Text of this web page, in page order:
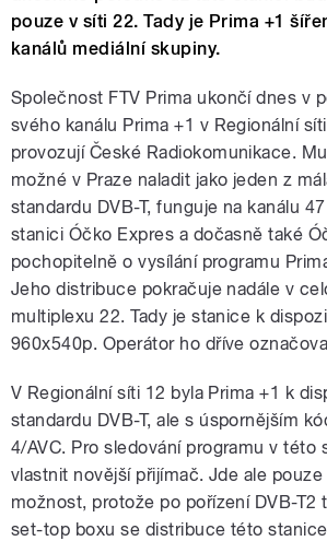
pouze v síti 22. Tady je Prima +1
kanálů mediální skupiny.
Společnost FTV Prima ukončí dnes v
svého kanálu Prima +1 v Regionální
provozují České Radiokomunikace.
možné v Praze naladit jako jeden z
standardu DVB-T, funguje na kanálu
stanici Óčko Expres a dočasně také
pochopitelně o vysílání programu
Jeho distribuce pokračuje nadále v
multiplexu 22. Tady je stanice k
960x540p. Operátor ho dříve
V Regionální síti 12 byla Prima +1 k
standardu DVB-T, ale s úspornějším
4/AVC. Pro sledování programu v této
vlastnit novější přijímač. Jde ale
možnost, protože po pořízení DVB-T2
set-top boxu se distribuce této